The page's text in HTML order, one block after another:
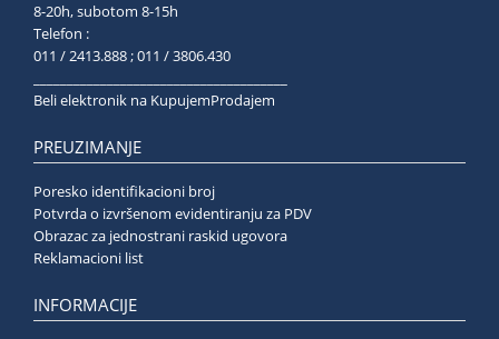
8-20h, subotom 8-15h
Telefon :
011 / 2413.888 ; 011 / 3806.430
Beli elektronik na KupujemProdajem
PREUZIMANJE
Poresko identifikacioni broj
Potvrda o izvršenom evidentiranju za PDV
Obrazac za jednostrani raskid ugovora
Reklamacioni list
INFORMACIJE